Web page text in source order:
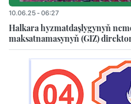
10.06.25 - 06:27
Halkara hyzmatdaşlygynyň
maksatnamasynyň (GIZ)